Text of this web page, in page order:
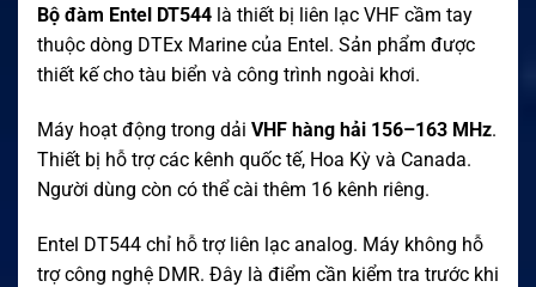
Bộ đàm Entel DT544 là thiết bị liên lạc VHF cầm tay
thuộc dòng DTEx Marine của Entel. Sản phẩm được
thiết kế cho tàu biển và công trình ngoài khơi.
Máy hoạt động trong dải VHF hàng hải 156–163 MHz.
Thiết bị hỗ trợ các kênh quốc tế, Hoa Kỳ và Canada.
Người dùng còn có thể cài thêm 16 kênh riêng.
Entel DT544 chỉ hỗ trợ liên lạc analog. Máy không hỗ
trợ công nghệ DMR. Đây là điểm cần kiểm tra trước khi